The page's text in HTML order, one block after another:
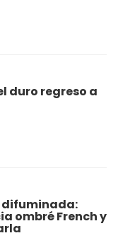
duro regreso a
difuminada:
ombré French y